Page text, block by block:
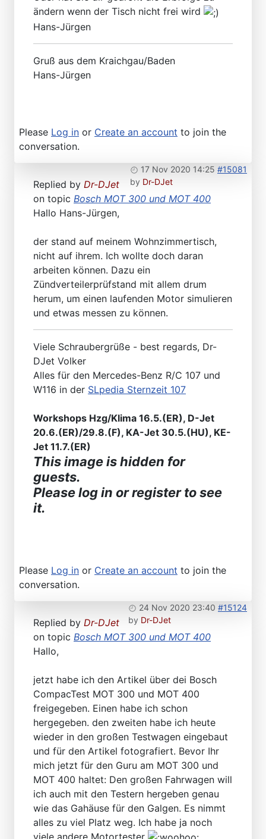
ändern wenn der Tisch nicht frei wird
Hans-Jürgen
Gruß aus dem Kraichgau/Baden
Hans-Jürgen
Please Log in or Create an account to join the
conversation.
17 Nov 2020 14:25 #15081
by Dr-DJet
Replied by Dr-DJet
on topic Bosch MOT 300 und MOT 400
Hallo Hans-Jürgen,
der stand auf meinem Wohnzimmertisch,
nicht auf ihrem. Ich wollte doch daran
arbeiten können. Dazu ein
Zündverteilerprüfstand mit allem drum
herum, um einen laufenden Motor simulieren
und etwas messen zu können.
Viele Schraubergrüße - best regards, Dr-
DJet Volker
Alles für den Mercedes-Benz R/C 107 und
W116 in der SLpedia Sternzeit 107
Workshops Hzg/Klima 16.5.(ER), D-Jet
20.6.(ER)/29.8.(F), KA-Jet 30.5.(HU), KE-
Jet 11.7.(ER)
This image is hidden for
guests.
Please log in or register to see
it.
Please Log in or Create an account to join the
conversation.
24 Nov 2020 23:40 #15124
by Dr-DJet
Replied by Dr-DJet
on topic Bosch MOT 300 und MOT 400
Hallo,
jetzt habe ich den Artikel über dei Bosch
CompacTest MOT 300 und MOT 400
freigegeben. Einen habe ich schon
hergegeben. den zweiten habe ich heute
wieder in den großen Testwagen eingebaut
und für den Artikel fotografiert. Bevor Ihr
mich jetzt für den Guru am MOT 300 und
MOT 400 haltet: Den großen Fahrwagen will
ich auch mit den Testern hergeben genau
wie das Gahäuse für den Galgen. Es nimmt
alles zu viel Platz weg. Ich habe ja noch
viele andere Motortester